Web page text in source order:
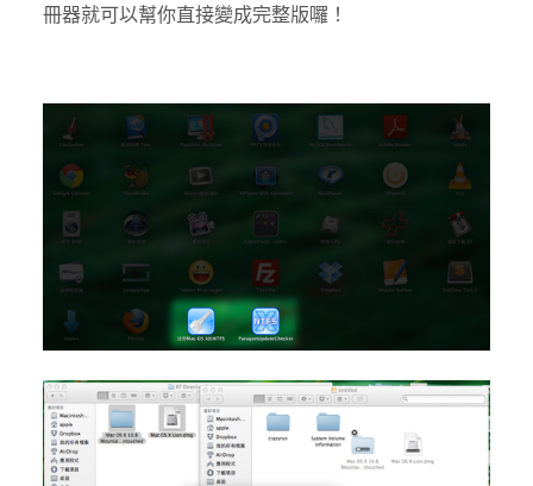
冊器就可以幫你直接變成完整版囉！